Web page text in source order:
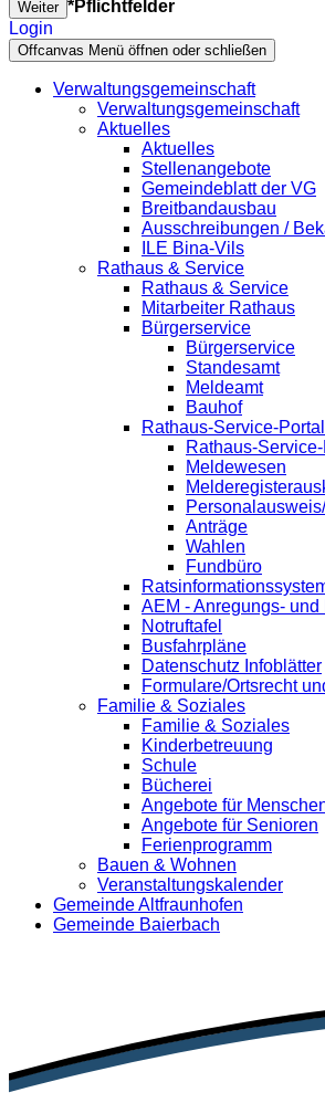
Weiter *Pflichtfelder
Login
Offcanvas Menü öffnen oder schließen
Verwaltungsgemeinschaft
Verwaltungsgemeinschaft
Aktuelles
Aktuelles
Stellenangebote
Gemeindeblatt der VG
Breitbandausbau
Ausschreibungen /
ILE Bina-Vils
Rathaus & Service
Rathaus & Service
Mitarbeiter Rathaus
Bürgerservice
Bürgerservice
Standesamt
Meldeamt
Bauhof
Rathaus-Service-
Rathaus-
Meldewesen
Anträge
Wahlen
Fundbüro
AEM - Anregungs-
Notruftafel
Busfahrpläne
Datenschutz Infoblätter
Formulare/Ortsrecht
Familie & Soziales
Familie & Soziales
Kinderbetreuung
Schule
Bücherei
Angebote für
Angebote für Senioren
Ferienprogramm
Bauen & Wohnen
Veranstaltungskalender
Gemeinde Altfraunhofen
Gemeinde Baierbach